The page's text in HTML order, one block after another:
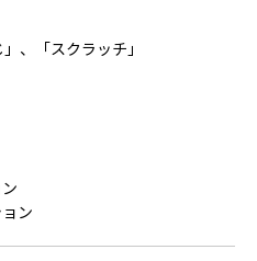
、「スクラッチ」
ン